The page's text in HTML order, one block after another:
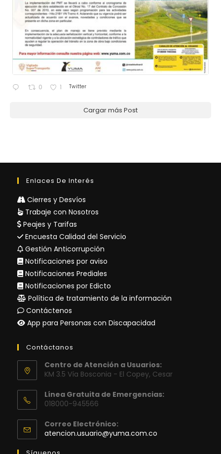
0 1 Twitter
Cargar más Post
Enlaces De Interés
Cierres y Desvíos
Trabaje con Nosotros
Peajes y Tarifas
Encuesta Calidad del Servicio
Gestión Anticorrupción
Notificaciones por aviso
Notificaciones Prediales
Notificaciones por Edicto
Política de tratamiento de la información
Contáctenos
App para Personas con Discapacidad
Contáctanos
Centro de Atención a Usuarios:
KM 3.5 Vía Bosconia - El Copey, Cesar
Línea Gratuita de Emergencias:
018000-945566
Correo Electrónico:
atencion.usuario@yuma.com.co